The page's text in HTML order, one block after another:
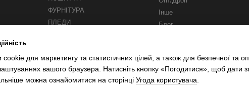
ФУРНІТУРА
ПЛЕДИ
Інше
Блог
для маркетингу та статистичних цілей, а також для безпечної та
вашого браузера. Натисніть кнопку «Погодитися», щоб дати
можна ознайомитися на сторінці Угода користувача